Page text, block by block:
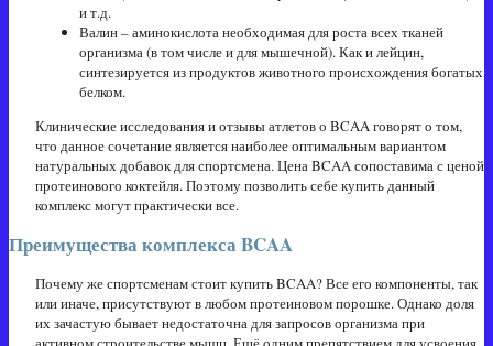
и т.д.
Валин – аминокислота необходимая для роста всех тканей
организма (в том числе и для мышечной). Как и лейцин,
синтезируется из продуктов животного происхождения богатых
белком.
Клинические исследования и отзывы атлетов о BCAA говорят о том,
что данное сочетание является наиболее оптимальным вариантом
натуральных добавок для спортсмена. Цена BCAA сопоставима с ценой
протеинового коктейля. Поэтому позволить себе купить данный
комплекс могут практически все.
Преимущества комплекса BCAA
Почему же спортсменам стоит купить BCAA? Все его компоненты, так
или иначе, присутствуют в любом протеиновом порошке. Однако доля
их зачастую бывает недостаточна для запросов организма при